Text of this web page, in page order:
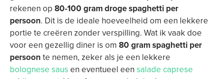
rekenen op 80-100 gram droge spaghetti per
persoon. Dit is de ideale hoeveelheid om een lekkere
portie te creëren zonder verspilling. Wat ik vaak doe
voor een gezellig diner is om 80 gram spaghetti per
persoon te nemen, zeker als je een lekkere
bolognese saus en eventueel een salade caprese